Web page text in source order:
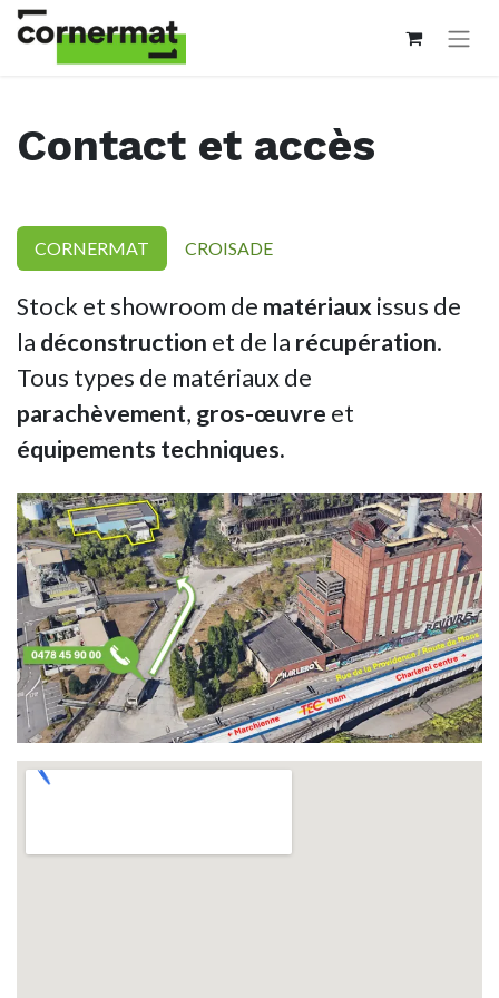
Contact et accès
CORNERMAT CROISADE
Stock et showroom de matériaux issus de
la déconstruction et de la récupération.
Tous types de matériaux de
parachèvement, gros-œuvre et
équipements techniques.